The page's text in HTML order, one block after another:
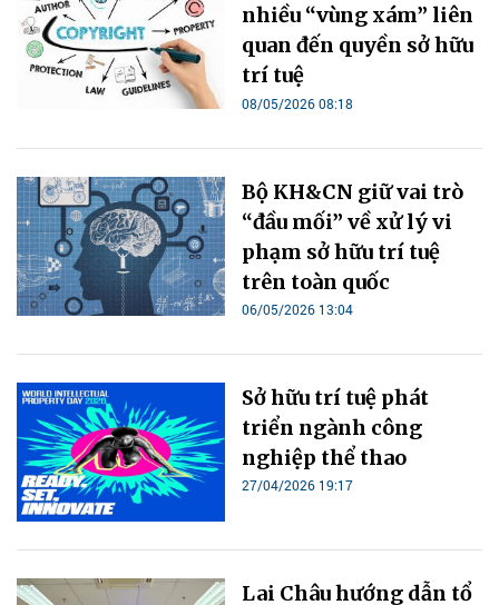
nhiều “vùng xám” liên
quan đến quyền sở hữu
trí tuệ
08/05/2026 08:18
Bộ KH&CN giữ vai trò
“đầu mối” về xử lý vi
phạm sở hữu trí tuệ
trên toàn quốc
06/05/2026 13:04
Sở hữu trí tuệ phát
triển ngành công
nghiệp thể thao
27/04/2026 19:17
Lai Châu hướng dẫn tổ